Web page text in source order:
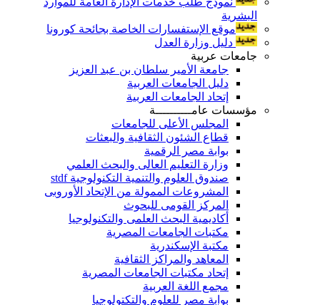
البشرية
موقع الإستفسارات الخاصة بجائحة كورونا
دليل وزارة العدل
جامعات عربية
جامعة الأمير سلطان بن عبد العزيز
دليل الجامعات العربية
إتحاد الجامعات العربية
مؤسسات عامــــــــــة
المجلس الأعلى للجامعات
قطاع الشئون الثقافية والبعثات
بوابة مصر الرقمية
وزارة التعليم العالى والبحث العلمي
صندوق العلوم والتنمية التكنولوجية stdf
المشروعات الممولة من الإتحاد الأوروبى
المركز القومى للبحوث
أكاديمية البحث العلمى والتكنولوجيا
مكتبات الجامعات المصرية
مكتبة الإسكندرية
المعاهد والمراكز الثقافية
إتحاد مكتبات الجامعات المصرية
مجمع اللغة العربية
بوابة مصر للعلوم والتكتولوجيا